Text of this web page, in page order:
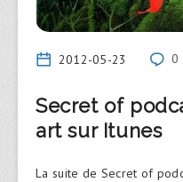
2012-05-23 0
Secret of
art sur Itunes
La suite de Secret of